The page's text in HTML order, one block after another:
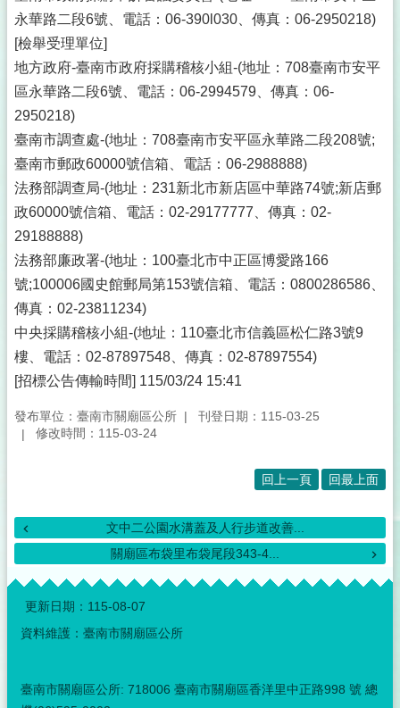
永華路二段6號、電話：06-390l030、傳真：06-2950218)
[檢舉受理單位]
地方政府-臺南市政府採購稽核小組-(地址：708臺南市安平
區永華路二段6號、電話：06-2994579、傳真：06-
2950218)
臺南市調查處-(地址：708臺南市安平區永華路二段208號;
臺南市郵政60000號信箱、電話：06-2988888)
法務部調查局-(地址：231新北市新店區中華路74號;新店郵
政60000號信箱、電話：02-29177777、傳真：02-
29188888)
法務部廉政署-(地址：100臺北市中正區博愛路166
號;100006國史館郵局第153號信箱、電話：0800286586、
傳真：02-23811234)
中央採購稽核小組-(地址：110臺北市信義區松仁路3號9
樓、電話：02-87897548、傳真：02-87897554)
[招標公告傳輸時間] 115/03/24 15:41
發布單位：臺南市關廟區公所
刊登日期：115-03-25
修改時間：115-03-24
回上一頁 回最上面
文中二公園水溝蓋及人行步道改善...
關廟區布袋里布袋尾段343-4...
:::
更新日期： 115-08-07
資料維護：臺南市關廟區公所
臺南市關廟區公所: 718006 臺南市關廟區香洋里中正路998 號 總